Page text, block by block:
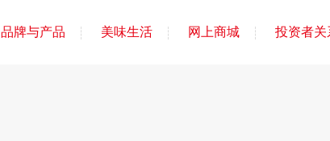
品牌与产品 美味生活 网上商城 投资者关